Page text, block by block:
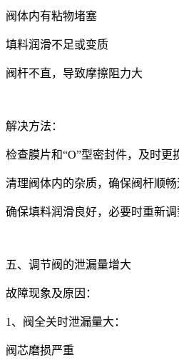
阀体内有粘物堵塞
填料润滑不足或变质
阀杆不直，导致摩擦阻力大
解决方法：
检查膜片和“O”型密封件，及时更
清理阀体内的杂质，确保阀杆顺畅
确保填料润滑良好，必要时重新调
五、调节阀的泄漏量增大
故障现象及原因：
1、阀全关时泄漏量大：
阀芯磨损严重